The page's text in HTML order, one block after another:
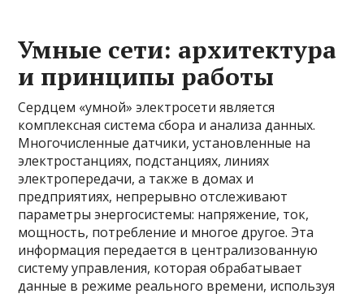
Умные сети: архитектура
и принципы работы
Сердцем «умной» электросети является
комплексная система сбора и анализа данных.
Многочисленные датчики, установленные на
электростанциях, подстанциях, линиях
электропередачи, а также в домах и
предприятиях, непрерывно отслеживают
параметры энергосистемы: напряжение, ток,
мощность, потребление и многое другое. Эта
информация передается в централизованную
систему управления, которая обрабатывает
данные в режиме реального времени, используя